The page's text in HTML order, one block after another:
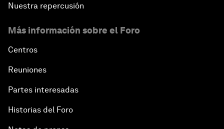
Nuestra repercusión
Más información sobre el Foro
Centros
Reuniones
Partes interesadas
Historias del Foro